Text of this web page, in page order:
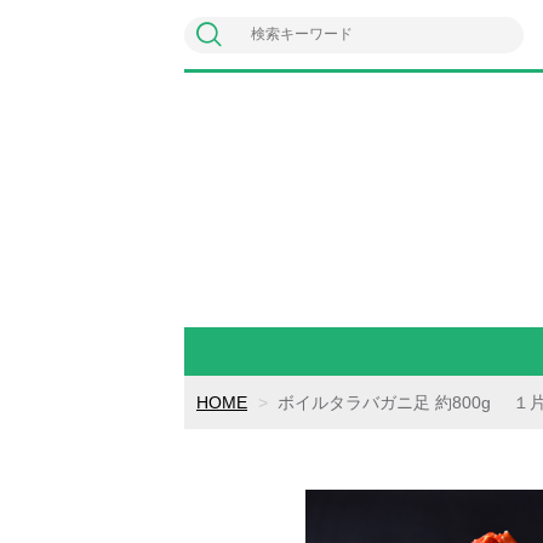
HOME ボイルタラバガニ足 約800g １